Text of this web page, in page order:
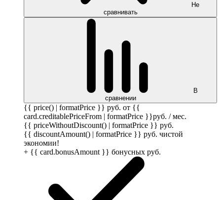
Не
сравнивать
В
сравнении
{{ price() | formatPrice }} руб. от {{
card.creditablePriceFrom | formatPrice }}руб. / мес.
{{ priceWithoutDiscount() | formatPrice }} руб.
{{ discountAmount() | formatPrice }} руб. чистой
экономии!
+ {{ card.bonusAmount }} бонусных руб.